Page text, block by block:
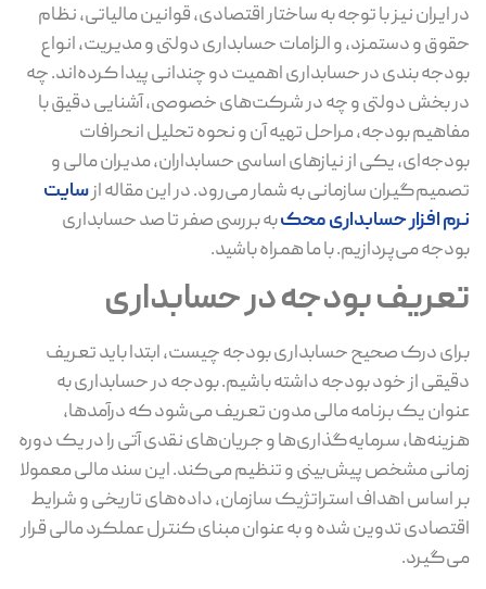
در ایران نیز با توجه به ساختار اقتصادی، قوانین مالیاتی، نظام
حقوق و دستمزد، و الزامات حسابداری دولتی و مدیریت، انواع
بودجه‌ بندی در حسابداری اهمیت دو چندانی پیدا کرده‌اند. چه
در بخش دولتی و چه در شرکت‌های خصوصی، آشنایی دقیق با
مفاهیم بودجه، مراحل تهیه آن و نحوه تحلیل انحرافات
بودجه‌ای، یکی از نیازهای اساسی حسابداران، مدیران مالی و
تصمیم‌گیران سازمانی به شمار می‌رود. در این مقاله ازسایت
نرم افزار حسابداری محکبه بررسی صفر تا صد حسابداری
بودجه می‌پردازیم. با ما همراه باشید.
تعریف بودجه در حسابداری
برای درک صحیح حسابداری بودجه چیست، ابتدا باید تعریف
دقیقی از خود بودجه داشته باشیم. بودجه در حسابداری به‌
عنوان یک برنامه مالی مدون تعریف می‌شود که درآمدها،
هزینه‌ها، سرمایه‌گذاری‌ها و جریان‌های نقدی آتی را در یک دوره
زمانی مشخص پیش‌بینی و تنظیم می‌کند. این سند مالی معمولا
بر اساس اهداف استراتژیک سازمان، داده‌های تاریخی و شرایط
اقتصادی تدوین شده و به عنوان مبنای کنترل عملکرد مالی قرار
می‌گیرد.